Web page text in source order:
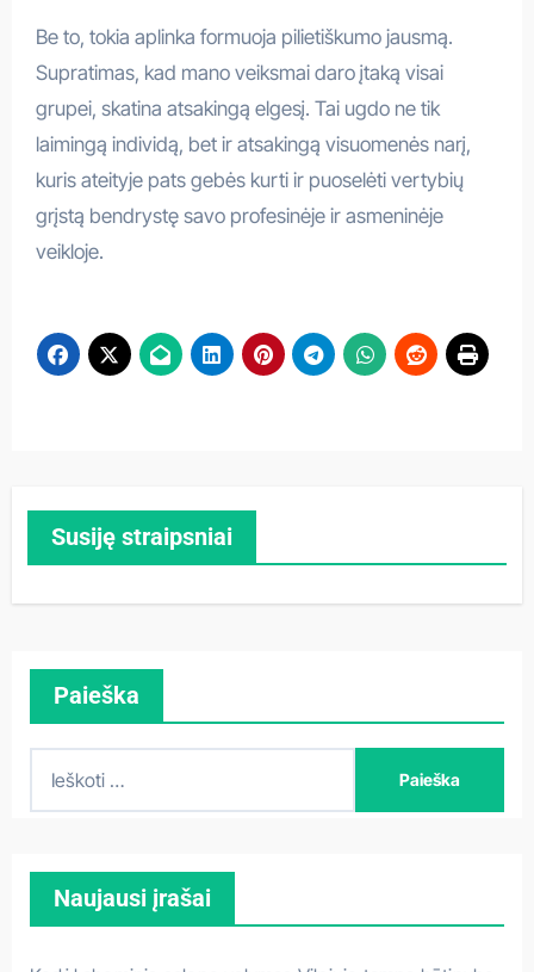
Be to, tokia aplinka formuoja pilietiškumo jausmą.
Supratimas, kad mano veiksmai daro įtaką visai
grupei, skatina atsakingą elgesį. Tai ugdo ne tik
laimingą individą, bet ir atsakingą visuomenės narį,
kuris ateityje pats gebės kurti ir puoselėti vertybių
grįstą bendrystę savo profesinėje ir asmeninėje
veikloje.
Susiję straipsniai
Paieška
t
i
Naujausi įrašai